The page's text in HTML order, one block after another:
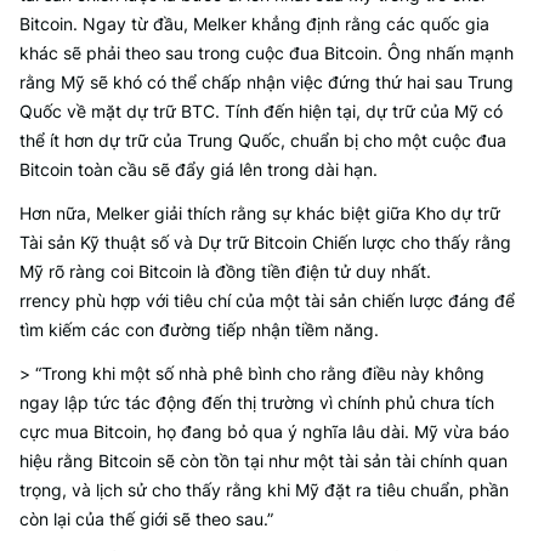
Bitcoin. Ngay từ đầu, Melker khẳng định rằng các quốc gia
khác sẽ phải theo sau trong cuộc đua Bitcoin. Ông nhấn mạnh
rằng Mỹ sẽ khó có thể chấp nhận việc đứng thứ hai sau Trung
Quốc về mặt dự trữ BTC. Tính đến hiện tại, dự trữ của Mỹ có
thể ít hơn dự trữ của Trung Quốc, chuẩn bị cho một cuộc đua
Bitcoin toàn cầu sẽ đẩy giá lên trong dài hạn.
Hơn nữa, Melker giải thích rằng sự khác biệt giữa Kho dự trữ
Tài sản Kỹ thuật số và Dự trữ Bitcoin Chiến lược cho thấy rằng
Mỹ rõ ràng coi Bitcoin là đồng tiền điện tử duy nhất.
rrency phù hợp với tiêu chí của một tài sản chiến lược đáng để
tìm kiếm các con đường tiếp nhận tiềm năng.
> “Trong khi một số nhà phê bình cho rằng điều này không
ngay lập tức tác động đến thị trường vì chính phủ chưa tích
cực mua Bitcoin, họ đang bỏ qua ý nghĩa lâu dài. Mỹ vừa báo
hiệu rằng Bitcoin sẽ còn tồn tại như một tài sản tài chính quan
trọng, và lịch sử cho thấy rằng khi Mỹ đặt ra tiêu chuẩn, phần
còn lại của thế giới sẽ theo sau.”